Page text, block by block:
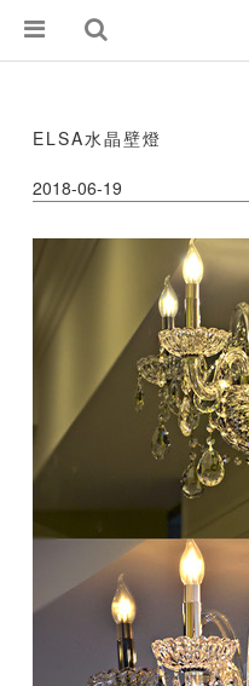
ELSA水晶壁燈
2018-06-19